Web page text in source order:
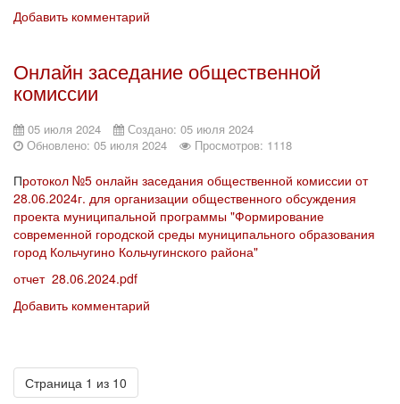
Добавить комментарий
Онлайн заседание общественной
комиссии
05 июля 2024
Создано: 05 июля 2024
Обновлено: 05 июля 2024
Просмотров: 1118
Протокол №5 онлайн заседания общественной комиссии от
28.06.2024г. для организации общественного обсуждения
проекта муниципальной программы "Формирование
современной городской среды муниципального образования
город Кольчугино Кольчугинского района"
отчет 28.06.2024.pdf
Добавить комментарий
Страница 1 из 10